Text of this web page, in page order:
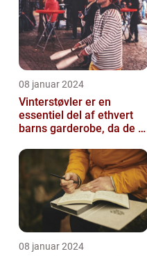
08 januar 2024
Vinterstøvler er en
essentiel del af ethvert
barns garderobe, da de er
deres ...
08 januar 2024